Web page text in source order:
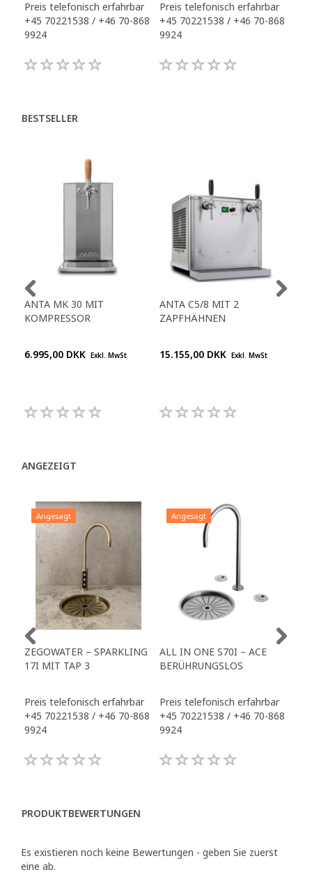
Preis telefonisch erfahrbar
+45 70221538 / +46 70-868
9924
Preis telefonisch erfahrbar
+45 70221538 / +46 70-868
9924
BESTSELLER
ANTA MK 30 MIT
KOMPRESSOR
6.995,00 DKK Exkl. MwSt
ANTA C5/8 MIT 2
ZAPFHÄHNEN
15.155,00 DKK Exkl. MwSt
ANGEZEIGT
Angesagt
ZEGOWATER – SPARKLING
17I MIT TAP 3
Preis telefonisch erfahrbar
+45 70221538 / +46 70-868
9924
Angesagt
ALL IN ONE S70I – ACE
BERÜHRUNGSLOS
Preis telefonisch erfahrbar
+45 70221538 / +46 70-868
9924
PRODUKTBEWERTUNGEN
Es existieren noch keine Bewertungen - geben Sie zuerst
eine ab.